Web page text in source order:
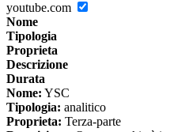
youtube.com
Nome
Tipologia
Proprieta
Descrizione
Durata
Nome: YSC
Tipologia: analitico
Proprieta: Terza-parte